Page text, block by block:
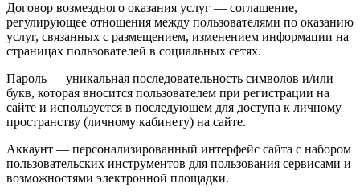
Договор возмездного оказания услуг — соглашение,
регулирующее отношения между пользователями по оказанию
услуг, связанных с размещением, изменением информации на
страницах пользователей в социальных сетях.
Пароль — уникальная последовательность символов и/или
букв, которая вносится пользователем при регистрации на
сайте и используется в последующем для доступа к личному
пространству (личному кабинету) на сайте.
Аккаунт — персонализированный интерфейс сайта с набором
пользовательских инструментов для пользования сервисами и
возможностями электронной площадки.